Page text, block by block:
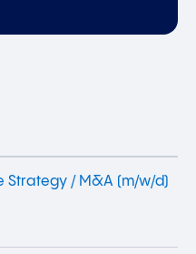
Strategy / M&A (m/w/d)